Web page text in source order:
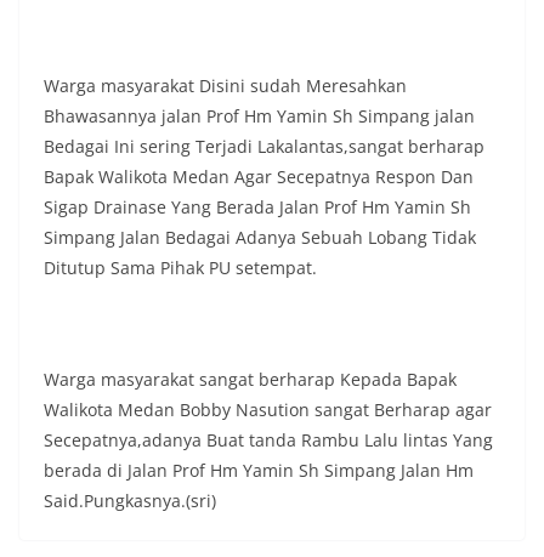
keamanan dan ketertiban masyarakat
(Kamtibmas) di lingkungan tempat tinggal warga.
Melalui interaksi langsung tersebut,
Bhabinkamtibmas dapat menghimpun informasi
awal terkait situasi sosial, potensi kerawanan,
maupun hal-hal yang dapat mengganggu
kondusivitas wilayah, khususnya menjelang
perayaan HUT Kemerdekaan RI yang biasanya
diwarnai dengan berbagai kegiatan dan
Kelurahan Sunggal tetap terjaga aman, tertib,
dan kondusif hingga puncak perayaan HUT
Kemerdekaan RI berlangsung.‎‎Wujud Kedekatan
Polri dengan Masyarakat‎Kegiatan sambang Door
to Door System ini merupakan salah satu bentuk
implementasi program Polri Presisi yang
Warga masyarakat Disini sudah Meresahkan
Bhawasannya jalan Prof Hm Yamin Sh Simpang jalan
Bedagai Ini sering Terjadi Lakalantas,sangat berharap
Bapak Walikota Medan Agar Secepatnya Respon Dan
Sigap Drainase Yang Berada Jalan Prof Hm Yamin Sh
Simpang Jalan Bedagai Adanya Sebuah Lobang Tidak
Ditutup Sama Pihak PU setempat.
Warga masyarakat sangat berharap Kepada Bapak
Walikota Medan Bobby Nasution sangat Berharap agar
Secepatnya,adanya Buat tanda Rambu Lalu lintas Yang
berada di Jalan Prof Hm Yamin Sh Simpang Jalan Hm
Said.Pungkasnya.(sri)